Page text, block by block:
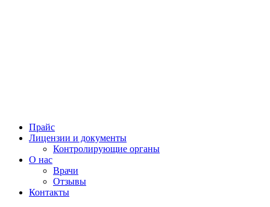
Прайс
Лицензии и документы
Контролирующие органы
О нас
Врачи
Отзывы
Контакты